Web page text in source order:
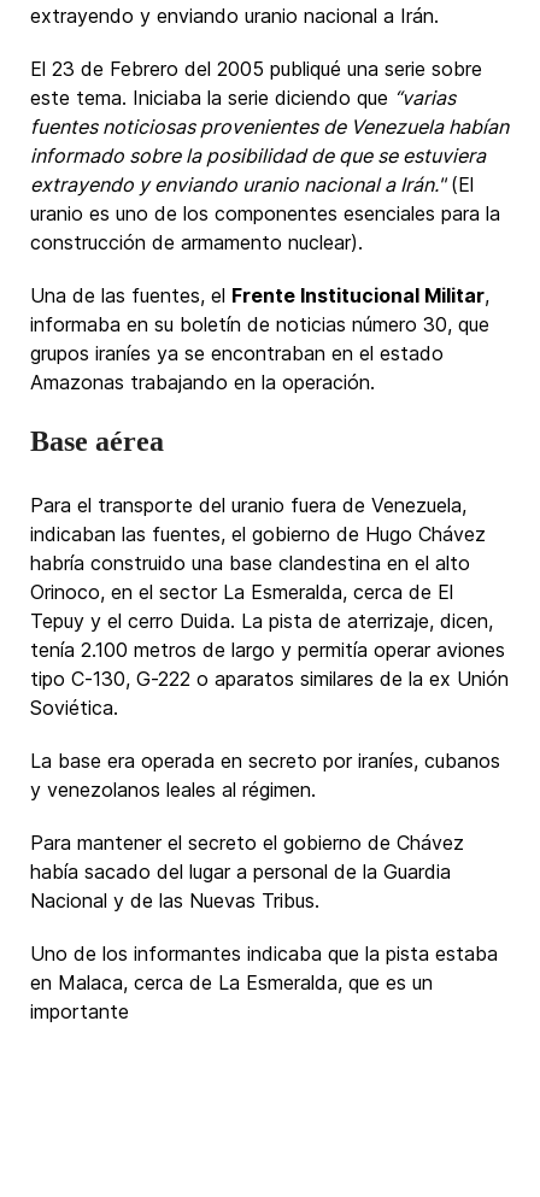
extrayendo y enviando uranio nacional a Irán.
El 23 de Febrero del 2005 publiqué una serie sobre
este tema. Iniciaba la serie diciendo que “varias
fuentes noticiosas provenientes de Venezuela habían
informado sobre la posibilidad de que se estuviera
extrayendo y enviando uranio nacional a Irán."(El
uranio es uno de los componentes esenciales para la
construcción de armamento nuclear).
Una de las fuentes, el Frente Institucional Militar,
informaba en su boletín de noticias número 30, que
grupos iraníes ya se encontraban en el estado
Amazonas trabajando en la operación.
Base aérea
Para el transporte del uranio fuera de Venezuela,
indicaban las fuentes, el gobierno de Hugo Chávez
habría construido una base clandestina en el alto
Orinoco, en el sector La Esmeralda, cerca de El
Tepuy y el cerro Duida. La pista de aterrizaje, dicen,
tenía 2.100 metros de largo y permitía operar aviones
tipo C-130, G-222 o aparatos similares de la ex Unión
Soviética.
La base era operada en secreto por iraníes, cubanos
y venezolanos leales al régimen.
Para mantener el secreto el gobierno de Chávez
había sacado del lugar a personal de la Guardia
Nacional y de las Nuevas Tribus.
Uno de los informantes indicaba que la pista estaba
en Malaca, cerca de La Esmeralda, que es un
importante